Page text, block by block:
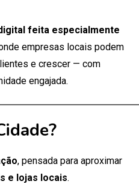
feita especialmente
empresas locais podem
e crescer — com
engajada.
, pensada para aproximar
e lojas locais.